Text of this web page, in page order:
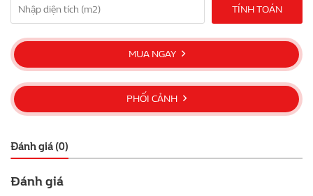
TÍNH TOÁN
MUA NGAY
PHỐI CẢNH
Đánh giá (0)
Đánh giá